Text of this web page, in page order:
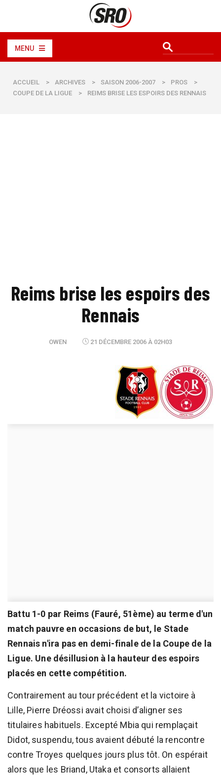
MENU
ACCUEIL > ARCHIVES > SAISON 2006-2007 > PROS
>
COUPE DE LA LIGUE
> REIMS BRISE LES ESPOIRS DES RENNAIS
Reims brise les espoirs des
Rennais
OWEN 21 DÉCEMBRE 2006 À 02H03
Battu 1-0 par Reims (Fauré, 51ème) au terme d'un
match pauvre en occasions de but, le Stade
Rennais n'ira pas en demi-finale de la Coupe de la
Ligue. Une désillusion à la hauteur des espoirs
placés en cette compétition.
Contrairement au tour précédent et la victoire à
Lille, Pierre Dréossi avait choisi d’aligner ses
titulaires habituels. Excepté Mbia qui remplaçait
Didot, suspendu, tous avaient débuté la rencontre
contre Troyes quelques jours plus tôt. On espérait
alors que les Briand, Utaka et consorts allaient